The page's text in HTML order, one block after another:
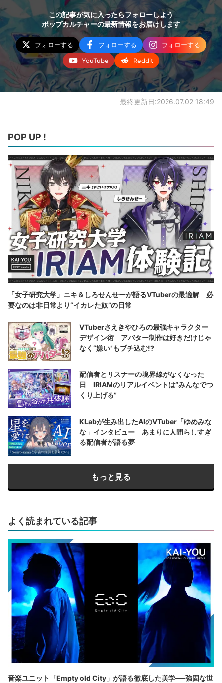
この記事が気に入ったらフォローしよう
ポップカルチャーの最新情報をお届けします
フォローする フォローする
フォローする
YouTube
Reddit
最終更新日:2026.07.02 18:49
POP UP !
「女子研究大学」ニキ＆しろせんせーが語るVTuberの最適解 必
要なのは非日常より“イカレた奴”の日常
VTuberさえきやひろの最強キャラクター
デザイン術 アバター制作は好きだけじゃ
なく“嫌い”もブチ込む!?
配信者とリスナーの境界線がなくなった
日 IRIAMのリアルイベントは“みんなでつ
くり上げる”
KLabが生み出したAIのVTuber「ゆめみな
な」インタビュー あまりに人間らしすぎ
る配信者が語る夢
もっと見る
よく読まれている記事
音楽ユニット「Empty old City」が語る徹底した美学──強固な世